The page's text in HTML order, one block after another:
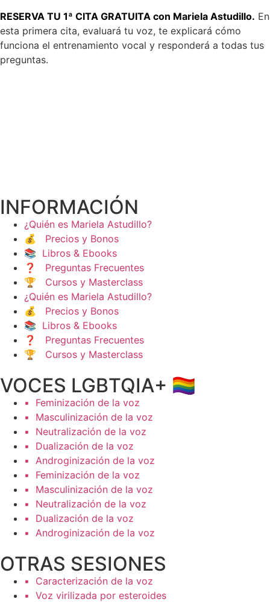
RESERVA TU 1ª CITA GRATUITA con Mariela Astudillo. En
esta primera cita, evaluará tu voz, te explicará cómo
funciona el entrenamiento vocal y responderá a todas tus
preguntas.
INFORMACIÓN
¿Quién es Mariela Astudillo?
💰 Precios y Bonos
📚 Libros & Ebooks
❓ Preguntas Frecuentes
🏆 Cursos y Masterclass
¿Quién es Mariela Astudillo?
💰 Precios y Bonos
📚 Libros & Ebooks
❓ Preguntas Frecuentes
🏆 Cursos y Masterclass
VOCES LGBTQIA+ 🏳️‍🌈
▪️ Feminización de la voz
▪️ Masculinización de la voz
▪️ Neutralización de la voz
▪️ Dualización de la voz
▪️ Androginización de la voz
▪️ Feminización de la voz
▪️ Masculinización de la voz
▪️ Neutralización de la voz
▪️ Dualización de la voz
▪️ Androginización de la voz
OTRAS SESIONES
▪️ Caracterización de la voz
▪️ Voz virilizada por esteroides